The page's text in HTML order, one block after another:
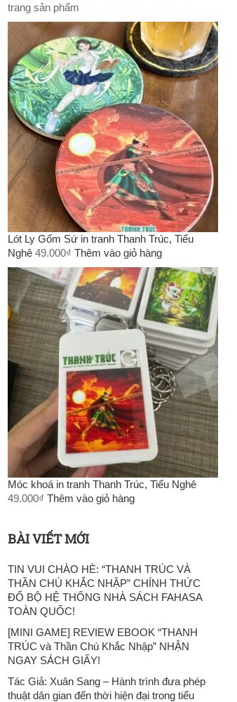
trang sản phẩm
Lót Ly Gốm Sứ in tranh Thanh Trúc, Tiểu
Nghê 49.000₫ Thêm vào giỏ hàng
Móc khoá in tranh Thanh Trúc, Tiểu Nghê
49.000₫ Thêm vào giỏ hàng
BÀI VIẾT MỚI
TIN VUI CHÀO HÈ: “THANH TRÚC VÀ
THẦN CHÚ KHẮC NHẬP” CHÍNH THỨC
ĐỔ BỘ HỆ THỐNG NHÀ SÁCH FAHASA
TOÀN QUỐC!
[MINI GAME] REVIEW EBOOK “THANH
TRÚC và Thần Chú Khắc Nhập” NHẬN
NGAY SÁCH GIẤY!
Tác Giả: Xuân Sang – Hành trình đưa phép
thuật dân gian đến thời hiện đại trong tiểu